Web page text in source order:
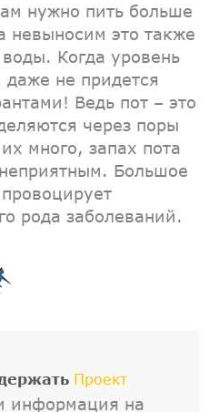
нужно пить больше
невыносим это также
воды. Когда уровень
не придется
Ведь пот – это
через поры
много, запах пота
Большое
рода заболеваний.
Проект
информация на